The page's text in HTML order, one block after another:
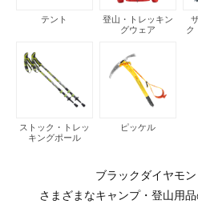
テント
登山・トレッキン
グウェア
ク
ストック・トレッ
キングポール
ピッケル
ブラックダイヤモン
さまざまなキャンプ・登山用品